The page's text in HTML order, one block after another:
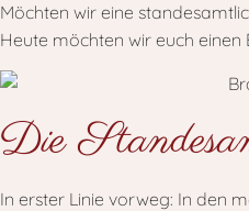
Möchten wir eine
Heute möchten wir euch
Die
In erster Linie vorweg: In den